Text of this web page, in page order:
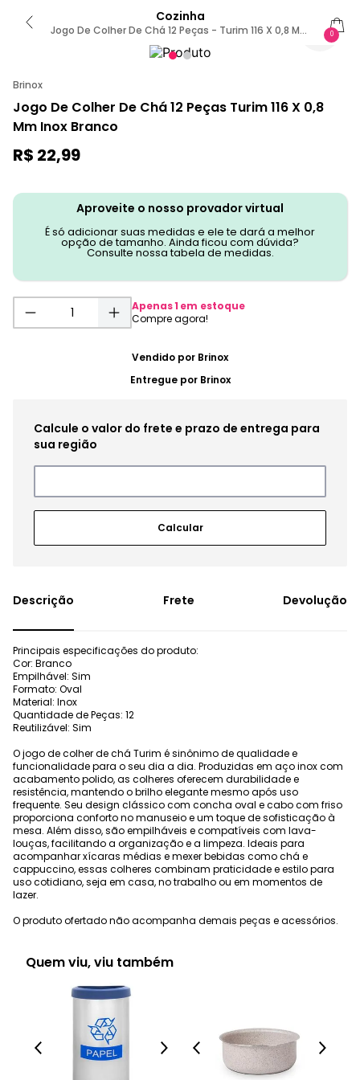
Cozinha
Jogo De Colher De Chá 12 Peças - Turim 116 X 0,8 Mm
Sem Cor
0
Brinox
Jogo De Colher De Chá 12 Peças Turim 116 X 0,8
Mm Inox Branco
R$ 22,99
Aproveite o nosso provador virtual
É só adicionar suas medidas e ele te dará a melhor
opção de tamanho. Ainda ficou com dúvida?
Consulte nossa tabela de medidas.
Apenas1 em estoque
Vendido por Brinox
Entregue por Brinox
Frete Devolução
Principais especificações do produto:
Cor: Branco
Empilhável: Sim
Formato: Oval
Material: Inox
Quantidade de Peças: 12
Reutilizável: Sim
O jogo de colher de chá Turim é sinônimo de qualidade e
funcionalidade para o seu dia a dia. Produzidas em aço inox com
acabamento polido, as colheres oferecem durabilidade e
resistência, mantendo o brilho elegante mesmo após uso
frequente. Seu design clássico com concha oval e cabo com friso
proporciona conforto no manuseio e um toque de sofisticação à
mesa. Além disso, são empilháveis e compatíveis com lava-
louças, facilitando a organização e a limpeza. Ideais para
acompanhar xícaras médias e mexer bebidas como chá e
cappuccino, essas colheres combinam praticidade e estilo para
uso cotidiano, seja em casa, no trabalho ou em momentos de
lazer.
O produto ofertado não acompanha demais peças e acessórios.
Quem viu, viu também